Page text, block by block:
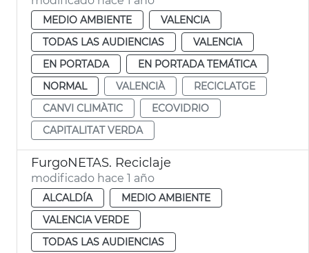
MEDIO AMBIENTE
VALENCIA
TODAS LAS AUDIENCIAS
VALENCIA
EN PORTADA
EN PORTADA TEMÁTICA
NORMAL
VALENCIÀ
RECICLATGE
CANVI CLIMÀTIC
ECOVIDRIO
CAPITALITAT VERDA
FurgoNETAS. Reciclaje
modificado hace 1 año
ALCALDÍA
MEDIO AMBIENTE
VALENCIA VERDE
TODAS LAS AUDIENCIAS